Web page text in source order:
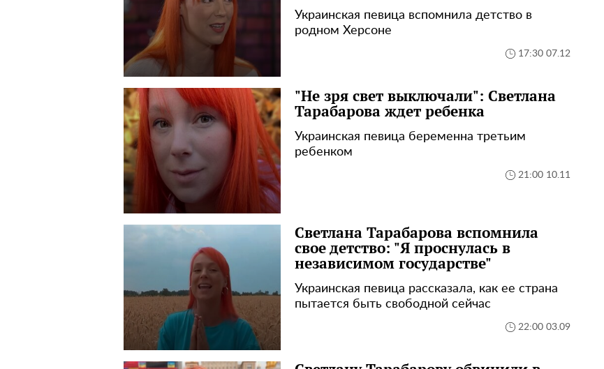
Украинская певица вспомнила детство в
родном Херсоне
17:30 07.12
"Не зря свет выключали": Светлана
Тарабарова ждет ребенка
Украинская певица беременна третьим
ребенком
21:00 10.11
Светлана Тарабарова вспомнила
свое детство: "Я проснулась в
независимом государстве"
Украинская певица рассказала, как ее страна
пытается быть свободной сейчас
22:00 03.09